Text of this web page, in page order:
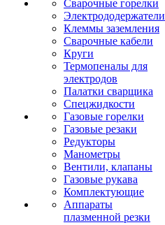
Сварочные горелки
Электрододержатели
Клеммы заземления
Сварочные кабели
Круги
Термопеналы для
электродов
Палатки сварщика
Спецжидкости
Газовые горелки
Газовые резаки
Редукторы
Манометры
Вентили, клапаны
Газовые рукава
Комплектующие
Аппараты
плазменной резки